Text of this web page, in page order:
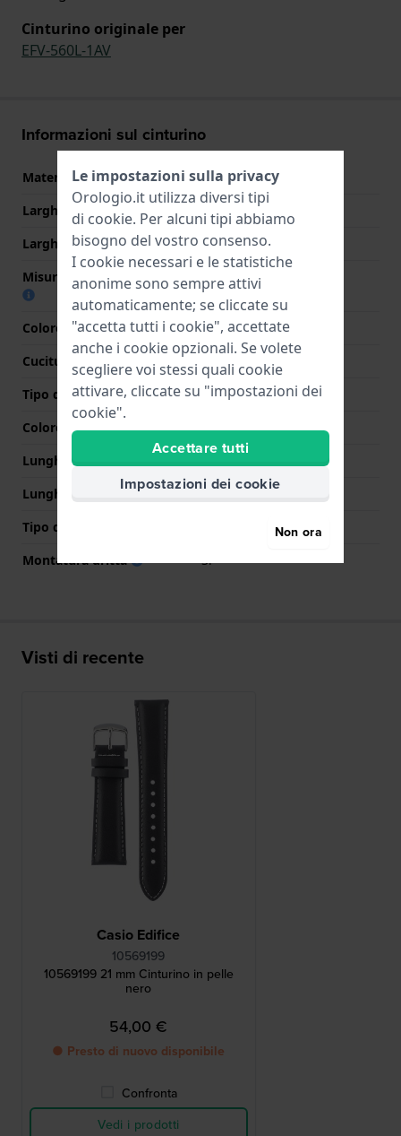
Cinturino originale per
EFV-560L-1AV
Informazioni sul cinturino
Materiale Cinturino
Pelle
Larghezza cinturino
21 mm
Larghezza tra Anse
21 mm
Misura cinturino alla fibbia
19 mm
Colore cinturino
Nero
Cuciture a colori
Bianco
Tipo di chiusura
Fibbia
Colore Chiusura
Nero
Lunghezza Parte Superiore
Lunghezza Parte Inferiore
125 mm
Tipo di montatura
Perni a molla
Montatura dritta
Si
Visti di recente
Casio Edifice
10569199
10569199 21 mm Cinturino in pelle
nero
54,00 €
● Presto di nuovo disponibile
Confronta
Vedi i prodotti
Le impostazioni sulla privacy
Orologio.it utilizza diversi tipi
di cookie. Per alcuni tipi abbiamo
bisogno del vostro consenso.
I cookie necessari e le statistiche
anonime sono sempre attivi
automaticamente; se cliccate su
"accetta tutti i cookie", accettate
anche i cookie opzionali. Se volete
scegliere voi stessi quali cookie
attivare, cliccate su "impostazioni dei
cookie".
Accettare tutti
Impostazioni dei cookie
Non ora